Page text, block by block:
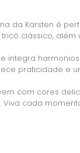
da Karsten é
clássico,
integra
praticidade e
com cores
cada